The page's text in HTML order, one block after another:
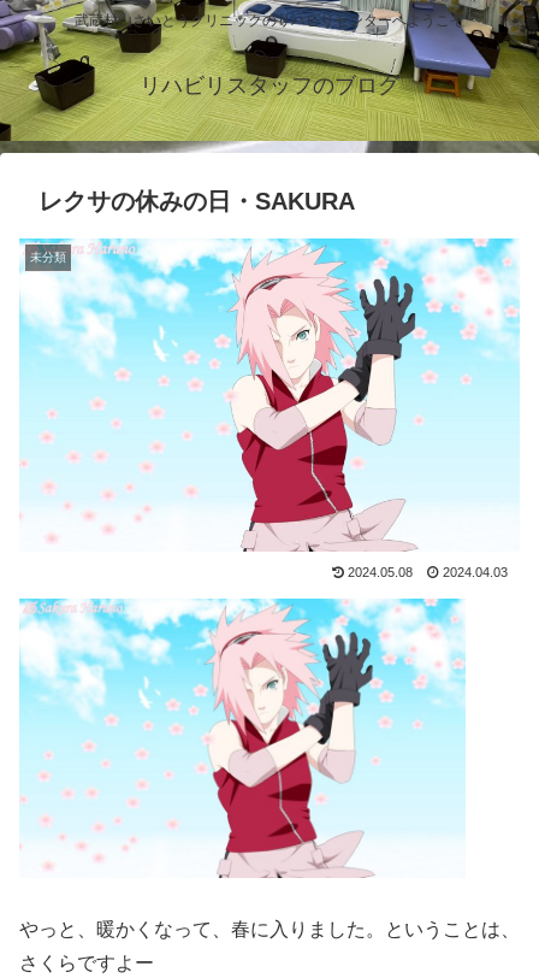
武蔵村山さいとうクリニックのリハビリセンターへようこそ
リハビリスタッフのブログ
レクサの休みの日・SAKURA
未分類
2024.05.08 2024.04.03
やっと、暖かくなって、春に入りました。ということは、
さくらですよー